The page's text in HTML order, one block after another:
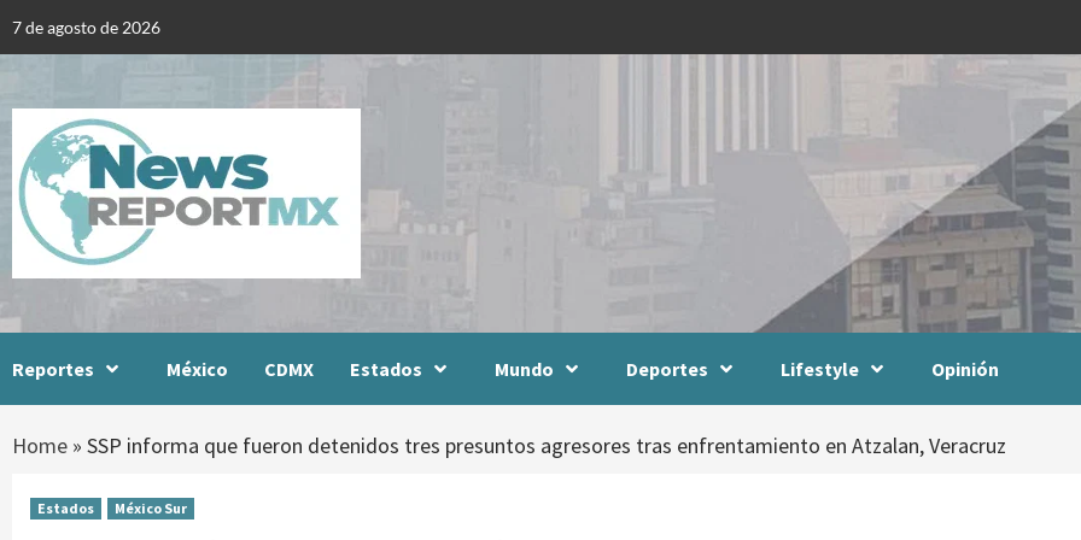
7 de agosto de 2026
Reportes México CDMX Estados Mundo Deportes Lifestyle Opinión
Home » SSP informa que fueron detenidos tres presuntos agresores tras enfrentamiento en Atzalan, Veracruz
Estados México Sur